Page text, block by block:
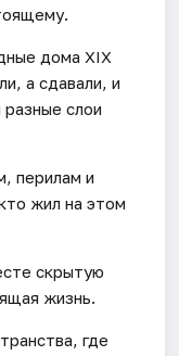
дома XIX
а сдавали, и
слои
перилам и
жил на этом
скрытую
жизнь.
где